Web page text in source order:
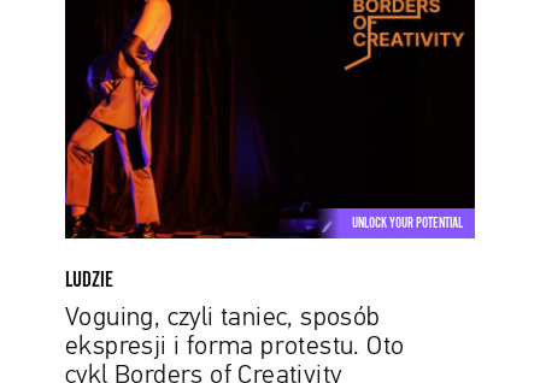
ekspresji
forma
protestu.
Oto
cykl
Borders
of
UNLOCK YOUR POTENTIAL
LUDZIE
Voguing, czyli taniec, sposób
ekspresji i forma protestu. Oto
cykl Borders of Creativity